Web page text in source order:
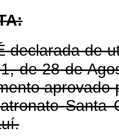
:
declarada de
de 28 de
Santa